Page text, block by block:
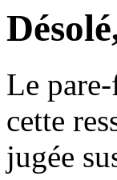
Le
cette
jugée